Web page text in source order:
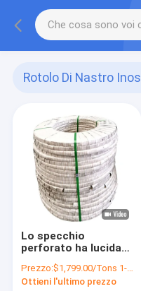
Rotolo Di Nastro
Lo specchio
perforato ha lucidato
inossidabile 20mm
50mm 310 301 201
Prezzo:$1,799.00/Tons 1-9 Tons
Ottieni l'ultimo prezzo